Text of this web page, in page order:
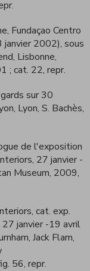
Fundaçao Centro
2002), sous
Lisbonne,
; cat. 22, repr.
sur 30
Lyon, S. Bachès,
de l'exposition
27 janvier -
Museum, 2009,
cat. exp.
janvier -19 avril
Jack Flam,
56, repr.